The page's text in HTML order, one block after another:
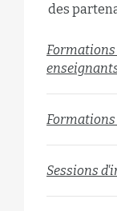
des
Formations
Formations
Sessions